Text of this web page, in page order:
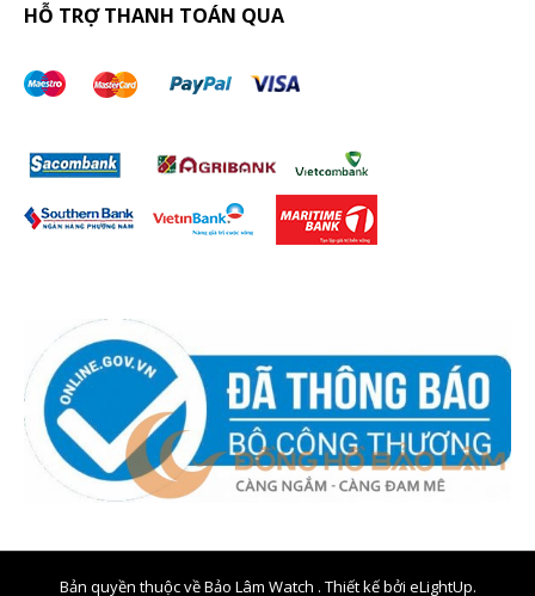
HỖ TRỢ THANH TOÁN QUA
Bản quyền thuộc về Bảo Lâm Watch . Thiết kế bởi eLightUp.